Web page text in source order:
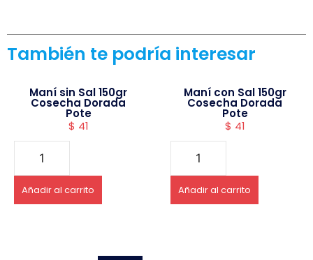
También te podría interesar
Maní sin Sal 150gr
Cosecha Dorada
Pote
$ 41
Añadir al carrito
Maní con Sal 150gr
Cosecha Dorada
Pote
$ 41
Añadir al carrito